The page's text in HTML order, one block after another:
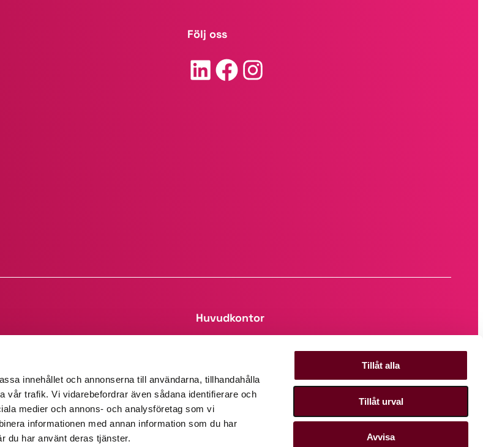
innehållet och annonserna till användarna, tillhandahålla
vår trafik. Vi vidarebefordrar även sådana identifierare och
medier och annons- och analysföretag som vi
informationen med annan information som du har
du har använt deras tjänster.
Tillåt alla
Tillåt urval
Avvisa
Följ oss
LinkedIn Facebook Instagram
Huvudkontor
Uppsala Science Park, Hubben
751 83 Uppsala